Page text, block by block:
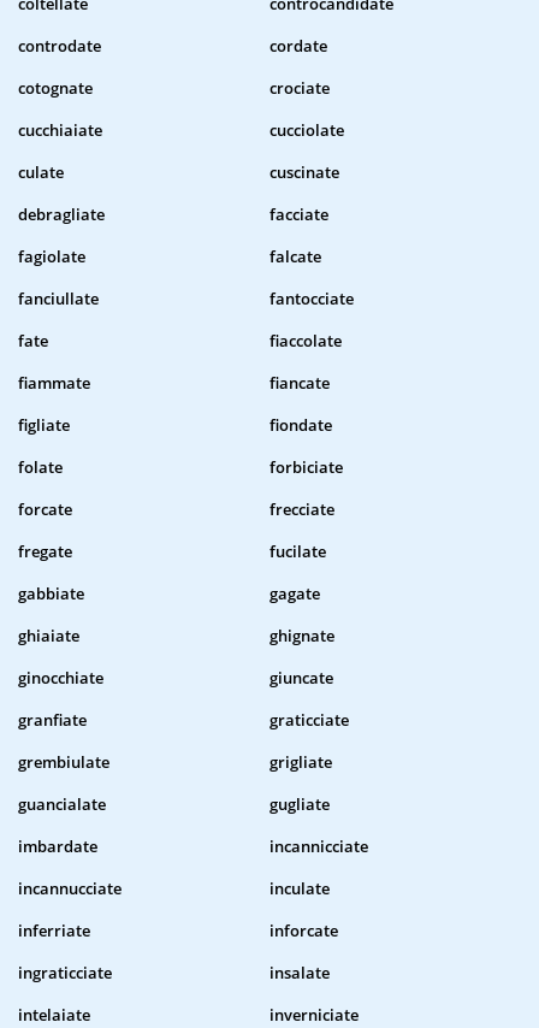
controdate
cordate
cotognate
crociate
cucchiaiate
cucciolate
culate
cuscinate
debragliate
facciate
fagiolate
falcate
fanciullate
fantocciate
fate
fiaccolate
fiammate
fiancate
figliate
fiondate
folate
forbiciate
forcate
frecciate
fregate
fucilate
gabbiate
gagate
ghiaiate
ghignate
ginocchiate
giuncate
granfiate
graticciate
grembiulate
grigliate
guancialate
gugliate
imbardate
incannicciate
incannucciate
inculate
inferriate
inforcate
ingraticciate
insalate
intelaiate
inverniciate